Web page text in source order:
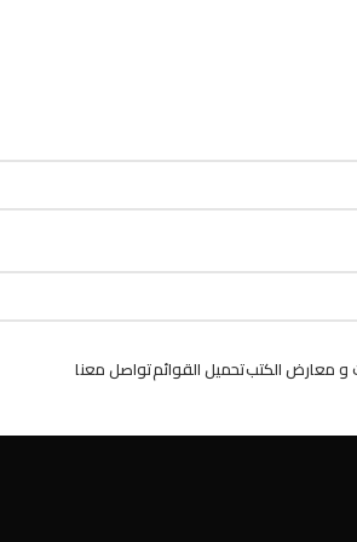
و معارض الكتبتحميل القوائمتواصل معنا